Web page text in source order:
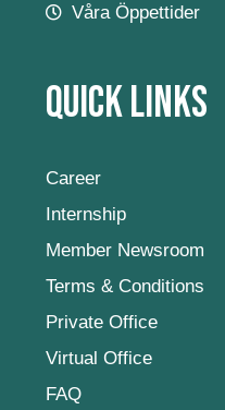
Våra Öppettider
Quick Links
Career
Internship
Member Newsroom
Terms & Conditions
Private Office
Virtual Office
FAQ